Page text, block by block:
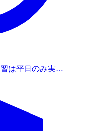
は平日のみ実…